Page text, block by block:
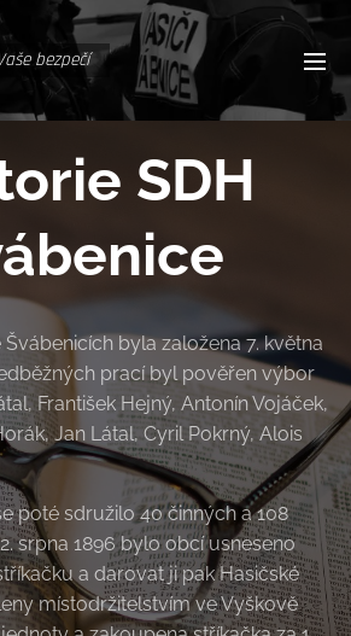
bezpečí
SDH
byla založena 7. května
prací byl pověřen výbor
František Hejný, Antonín Vojáček,
Jan Látal, Cyril Pokrný, Alois
poté sdružilo 40 činných a 108
srpna 1896 bylo obcí usneseno
a darovat ji pak Hasičské
místodržitelstvím ve Vyškově